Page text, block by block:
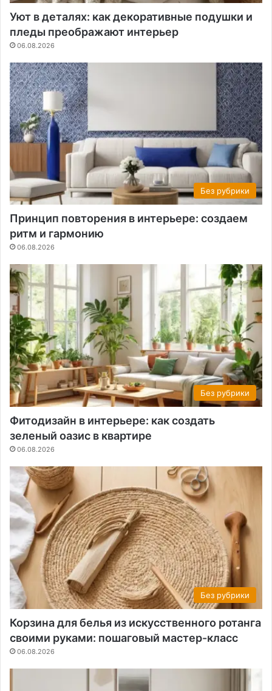
Уют в деталях: как декоративные подушки и
пледы преображают интерьер
06.08.2026
Без рубрики
Принцип повторения в интерьере: создаем
ритм и гармонию
06.08.2026
Без рубрики
Фитодизайн в интерьере: как создать
зеленый оазис в квартире
06.08.2026
Без рубрики
Корзина для белья из искусственного ротанга
своими руками: пошаговый мастер-класс
06.08.2026